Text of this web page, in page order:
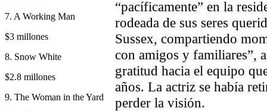
7. A Working Man
$3 millones
8. Snow White
$2.8 millones
9. The Woman in the Yard
“pacíficamente” en la
rodeada de sus seres
Sussex, compartiendo
con amigos y familiares”,
gratitud hacia el equipo
años. La actriz se había
perder la visión.